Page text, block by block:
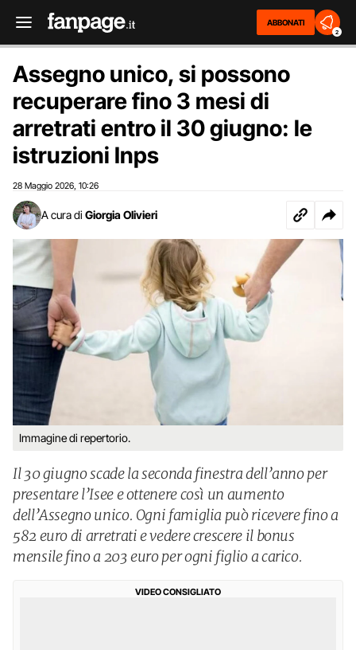
ABBONATI
2
Assegno unico, si possono
recuperare fino 3 mesi di
arretrati entro il 30 giugno: le
istruzioni Inps
28 Maggio 2026 10:26
A cura di Giorgia Olivieri
Immagine di repertorio.
Il 30 giugno scade la seconda finestra dell’anno per
presentare l’Isee e ottenere così un aumento
dell’Assegno unico. Ogni famiglia può ricevere fino a
582 euro di arretrati e vedere crescere il bonus
mensile fino a 203 euro per ogni figlio a carico.
VIDEO CONSIGLIATO